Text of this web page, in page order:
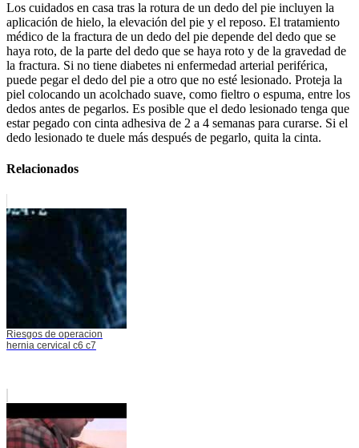
Los cuidados en casa tras la rotura de un dedo del pie incluyen la
aplicación de hielo, la elevación del pie y el reposo. El tratamiento
médico de la fractura de un dedo del pie depende del dedo que se
haya roto, de la parte del dedo que se haya roto y de la gravedad de
la fractura. Si no tiene diabetes ni enfermedad arterial periférica,
puede pegar el dedo del pie a otro que no esté lesionado. Proteja la
piel colocando un acolchado suave, como fieltro o espuma, entre los
dedos antes de pegarlos. Es posible que el dedo lesionado tenga que
estar pegado con cinta adhesiva de 2 a 4 semanas para curarse. Si el
dedo lesionado te duele más después de pegarlo, quita la cinta.
Relacionados
Riesgos de operacion
hernia cervical c6 c7